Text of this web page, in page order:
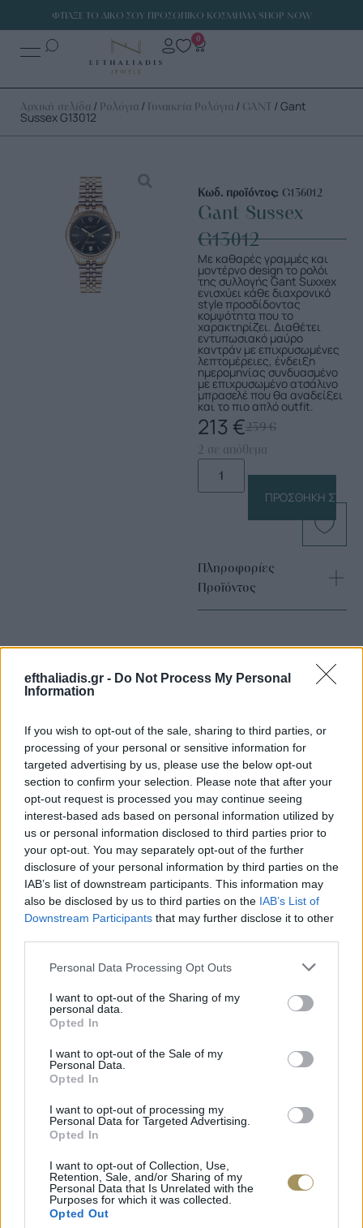
efthaliadis.gr - Do Not Process My Personal
Information
If you wish to opt-out of the sale, sharing to third parties, or
processing of your personal or sensitive information for
targeted advertising by us, please use the below opt-out
section to confirm your selection. Please note that after your
opt-out request is processed you may continue seeing
interest-based ads based on personal information utilized by
us or personal information disclosed to third parties prior to
your opt-out. You may separately opt-out of the further
disclosure of your personal information by third parties on the
IAB’s list of downstream participants. This information may
also be disclosed by us to third parties on the IAB’s List of
Downstream Participants that may further disclose it to other
Personal Data Processing Opt Outs
I want to opt-out of the Sharing of my
personal data.
Opted In
I want to opt-out of the Sale of my
Personal Data.
Opted In
I want to opt-out of processing my
Personal Data for Targeted Advertising.
Opted In
I want to opt-out of Collection, Use,
Retention, Sale, and/or Sharing of my
Personal Data that Is Unrelated with the
Purposes for which it was collected.
Opted Out
ΦΤΙΑΞΕ ΤΟ ΔΙΚΟ ΣΟΥ ΠΡΟΣΩΠΙΚΟ ΚΟΣΜΗΜΑ SHOP NOW
0
Αρχική σελίδα / Ρολόγια / Γυναικεία Ρολόγια / GANT / Gant
Sussex G13012
Κωδ. προϊόντος: G136012
Gant Sussex
G13012
Με καθαρές γραμμές και
μοντέρνο design το ρολόι
της συλλογής Gant Suxxex
ενισχύει κάθε διαχρονικό
style προσδίδοντας
κομψότητα που το
χαρακτηρίζει. Διαθέτει
εντυπωσιακό μαύρο
καντράν με επιχρυσωμένες
λεπτομέρειες, ένδειξη
ημερομηνίας συνδυασμένο
με επιχρυσωμένο ατσάλινο
μπρασελέ που θα αναδείξει
και το πιο απλό outfit.
239€
213 €
2 σε απόθεμα
ΠΡΟΣΘΉΚΗ ΣΤΟ
Πληροφορίες
Προϊόντος
Επιλογές Που Ταιριάζουν
Ανακαλύψτε τα κοσμήματα που αγαπήθηκαν περισσότερο!
Εδώ θα βρείτε τις κορυφαίες επιλογές που ξεχωρίζουν για
το μοναδικό τους στυλ και την εξαιρετική τους ποιότητα.
ΑΝΟΞΕΊΔΩΤΟ ΑΤΣΆΛΙ -10%
JCOU ARIA JU19087-2
134€